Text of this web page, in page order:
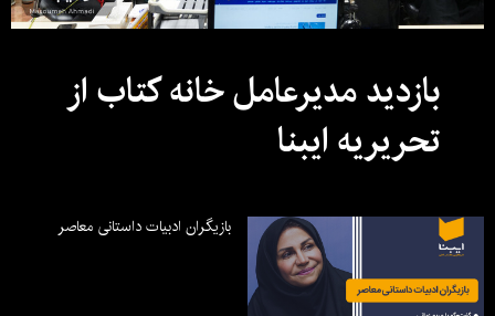
بازدید مدیرعامل خانه کتاب از
تحریریه ایبنا
بازیگران ادبیات داستانی معاصر